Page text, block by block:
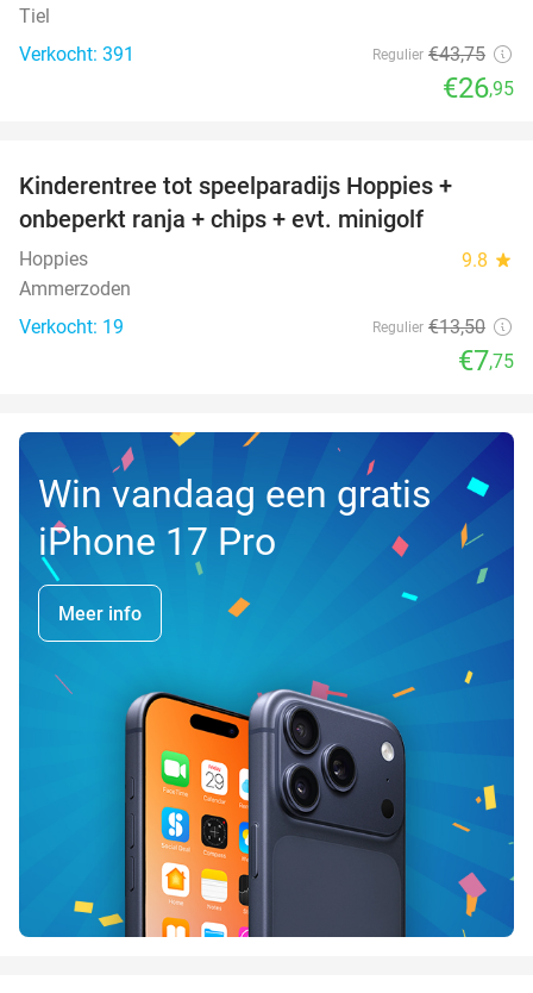
Tiel
Verkocht: 391
Regulier €43,75
€26,95
TODAY
Kinderentree tot speelparadijs Hoppies +
onbeperkt ranja + chips + evt. minigolf
Hoppies 9.8 star
Ammerzoden
Verkocht: 19
Regulier €13,50
€7,75
Win vandaag een gratis
iPhone 17 Pro
Meer info